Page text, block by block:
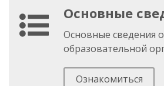
Основные
Основные сведения
образовательной
Ознакомиться